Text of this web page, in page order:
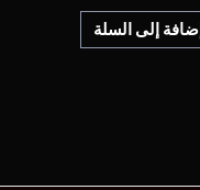
إضافة إلى السلة